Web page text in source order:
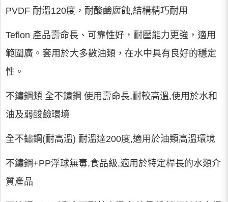
PVDF 耐溫120度，耐酸鹼腐蝕,結構精巧耐用
Teflon 產品壽命長、可靠性好，耐壓能力更強，適用
範圍廣。套用於大多數油類，在水中具有良好的穩定
性。
不鏽鋼類 全不鏽鋼 使用壽命長,耐較高溫,使用於水和
油及弱酸鹼環境
全不鏽鋼(耐高溫) 耐溫達200度,適用於油類高溫環境
不鏽鋼+PP浮球無毒,食品級,適用於特定桿長的水類介
質產品